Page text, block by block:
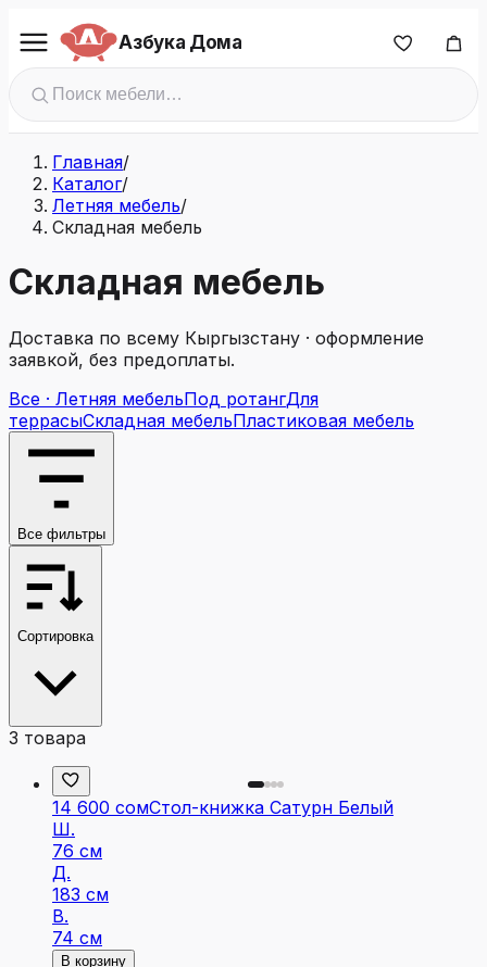
Азбука Дома
Главная/
Каталог/
Летняя мебель/
Складная мебель
Складная мебель
Доставка по всему Кыргызстану · оформление
заявкой, без предоплаты.
Все · Летняя мебельПод ротангДля
террасыСкладная мебельПластиковая мебель
Все фильтры
Сортировка
3 товара
14 600 сомСтол-книжка Сатурн Белый
Ш.
76 см
Д.
183 см
В.
74 см
В корзину